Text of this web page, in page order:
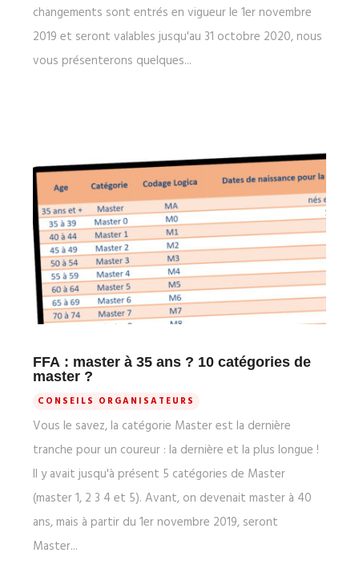
changements sont entrés en vigueur le 1er novembre
2019 et seront valables jusqu'au 31 octobre 2020, nous
vous présenterons quelques...
FFA : master à 35 ans ? 10 catégories de
master ?
CONSEILS ORGANISATEURS
Vous le savez, la catégorie Master est la dernière
tranche pour un coureur : la dernière et la plus longue !
Il y avait jusqu'à présent 5 catégories de Master
(master 1, 2 3 4 et 5). Avant, on devenait master à 40
ans, mais à partir du 1er novembre 2019, seront
Master...